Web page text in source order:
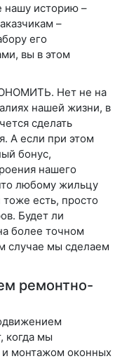
нашу историю –
–
его
вы в этом
. Нет не на
нашей жизни, в
сделать
А если при этом
бонус,
нашего
любому жильцу
есть, просто
Будет ли
более точном
случае мы сделаем
ремонтно-
когда мы
и монтажом оконных